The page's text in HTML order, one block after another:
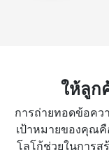
ให้ลูก
การถ่ายทอดข้อคว
เป้าหมายของคุณ
โลโก้ช่วยในการส